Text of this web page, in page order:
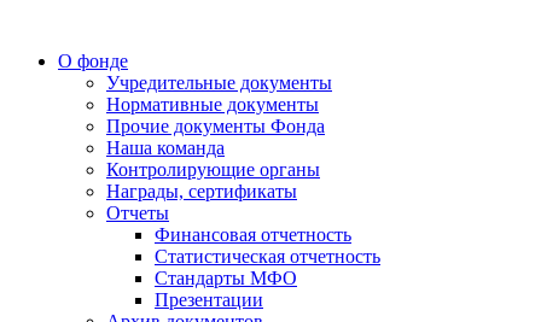
О фонде
Учредительные документы
Нормативные документы
Прочие документы Фонда
Наша команда
Контролирующие органы
Награды, сертификаты
Отчеты
Финансовая отчетность
Статистическая отчетность
Стандарты МФО
Презентации